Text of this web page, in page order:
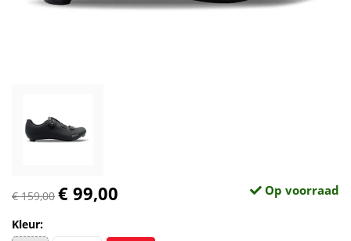
€ 159,00 € 99,00 Op voorraad
Kleur: